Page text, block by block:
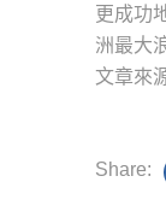
更成功
洲最大
文章來
Share: